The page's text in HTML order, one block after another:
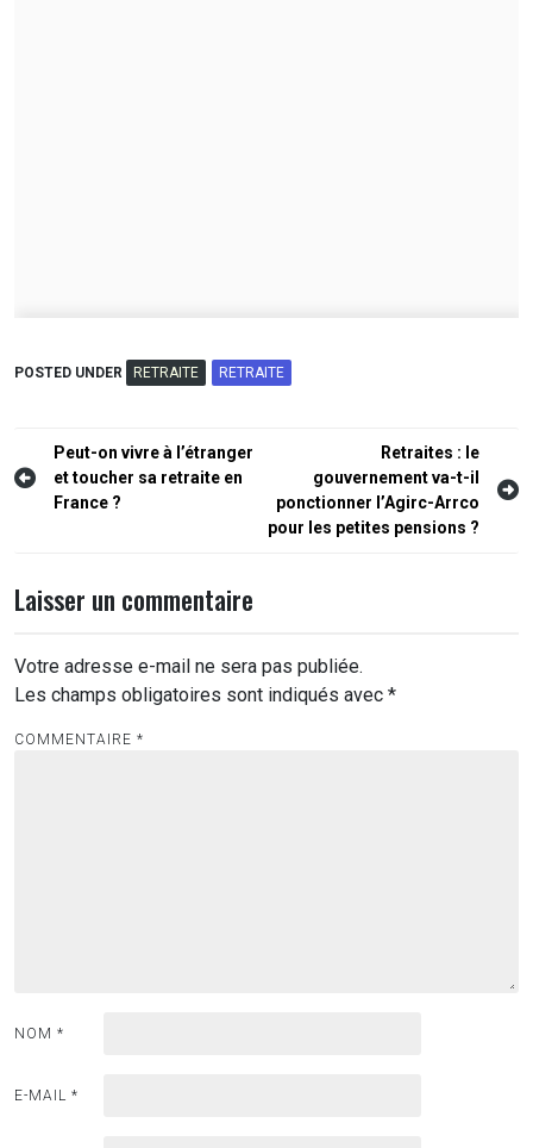
POSTED UNDER RETRAITE RETRAITE
Navigation
de
Peut-on vivre à l’étranger
et toucher sa retraite en
France ?
Retraites : le
gouvernement va-t-il
ponctionner l’Agirc-Arrco
pour les petites pensions ?
Laisser un commentaire
Votre adresse e-mail ne sera pas publiée.
Les champs obligatoires sont indiqués avec *
COMMENTAIRE *
NOM *
E-MAIL *